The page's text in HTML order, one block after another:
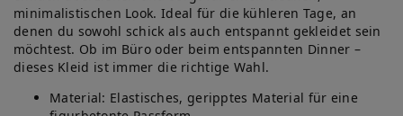
minimalistischen Look. Ideal für die kühleren Tage, an
denen du sowohl schick als auch entspannt gekleidet sein
möchtest. Ob im Büro oder beim entspannten Dinner –
dieses Kleid ist immer die richtige Wahl.
Material: Elastisches, geripptes Material für eine